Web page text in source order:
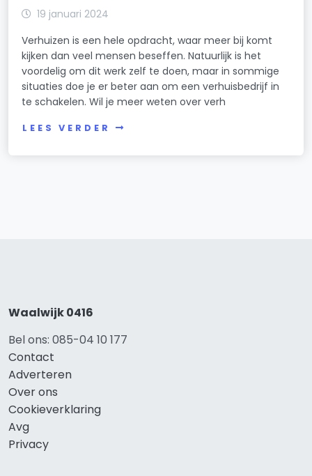
19 januari 2024
Verhuizen is een hele opdracht, waar meer bij komt
kijken dan veel mensen beseffen. Natuurlijk is het
voordelig om dit werk zelf te doen, maar in sommige
situaties doe je er beter aan om een verhuisbedrijf in
te schakelen. Wil je meer weten over verh
LEES VERDER
Waalwijk 0416
Bel ons: 085-04 10 177
Contact
Adverteren
Over ons
Cookieverklaring
Avg
Privacy